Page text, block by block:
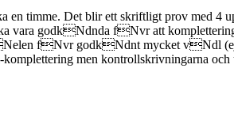
timme. Det blir ett skriftligt prov med 4
godkNdnda fNvr att
fNvr godkNdnt mycket vNdl
men kontrollskrivningarna